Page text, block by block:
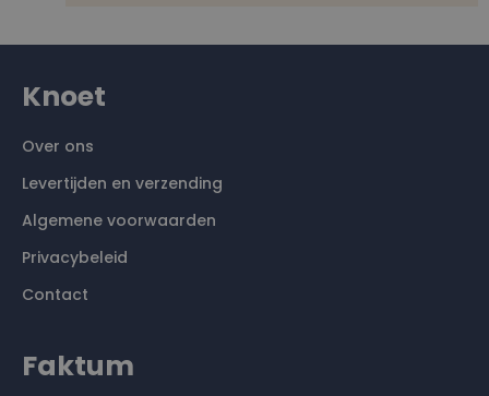
Knoet
Over ons
Levertijden en verzending
Algemene voorwaarden
Privacybeleid
Contact
Faktum